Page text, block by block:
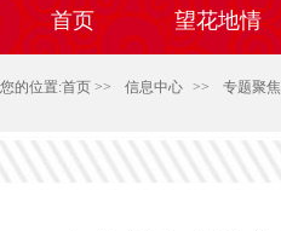
首页 望花地情
您的位置:首页 >> 信息中心 >> 专题聚焦